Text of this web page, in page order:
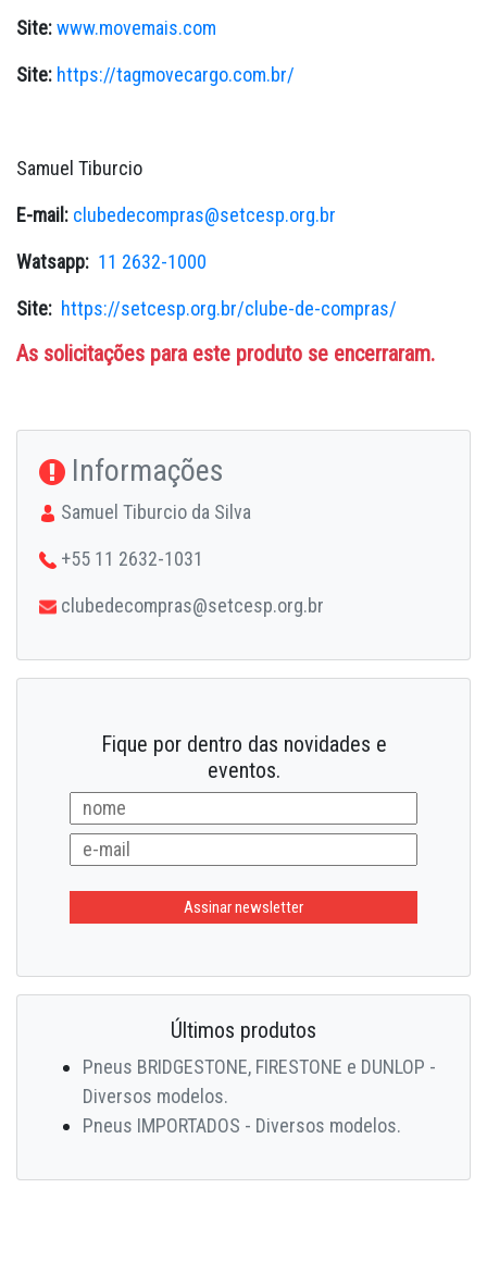
Site:www.movemais.com
Site: https://tagmovecargo.com.br/
Samuel Tiburcio
E-mail: clubedecompras@setcesp.org.br
Watsapp: 11 2632-1000
Site: https://setcesp.org.br/clube-de-compras/
As solicitações para este produto se encerraram.
Informações
Samuel Tiburcio da Silva
+55 11 2632-1031
clubedecompras@setcesp.org.br
Fique por dentro das novidades e
eventos.
Últimos produtos
Pneus BRIDGESTONE, FIRESTONE e DUNLOP -
Diversos modelos.
Pneus IMPORTADOS - Diversos modelos.